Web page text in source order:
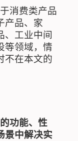
消费类产品
产品、家
、工业中间
等领域，情
不在本文的
功能、性
景中解决实